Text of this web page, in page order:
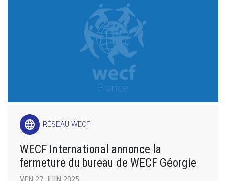
language RÉSEAU WECF
WECF International annonce la
fermeture du bureau de WECF Géorgie